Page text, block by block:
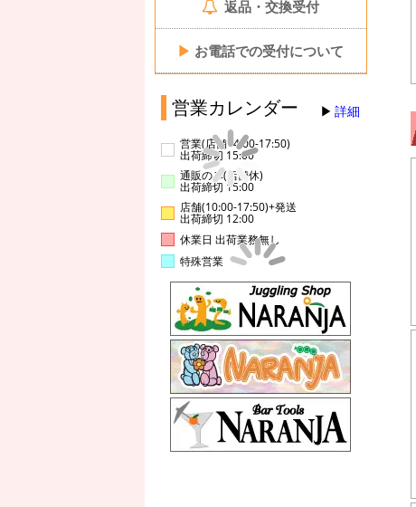
返品・交換受付
▶ お電話での受付について
営業カレンダー 詳細
営業(店舗14:00-17:50)
出荷締切 15:00
通販のみ(店舗休)
出荷締切 15:00
店舗(10:00-17:50)+発送
出荷締切 12:00
休業日 出荷業務無し
特殊営業